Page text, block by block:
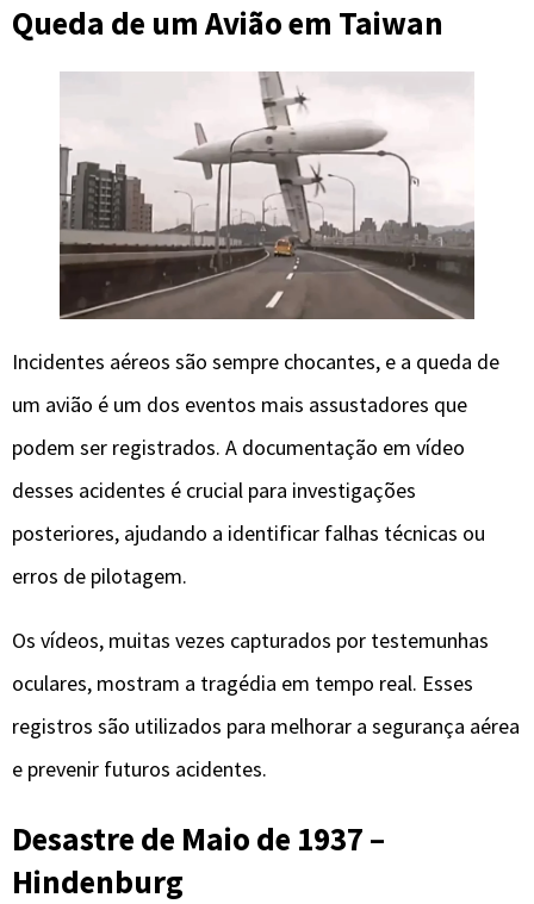
Queda de um Avião em Taiwan
Incidentes aéreos são sempre chocantes, e a queda de
um avião é um dos eventos mais assustadores que
podem ser registrados. A documentação em vídeo
desses acidentes é crucial para investigações
posteriores, ajudando a identificar falhas técnicas ou
erros de pilotagem.
Os vídeos, muitas vezes capturados por testemunhas
oculares, mostram a tragédia em tempo real. Esses
registros são utilizados para melhorar a segurança aérea
e prevenir futuros acidentes.
Desastre de Maio de 1937 –
Hindenburg